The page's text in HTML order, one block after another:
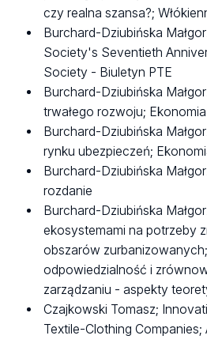
czy realna szansa?;
Burchard-Dziubińska
Society's Seventieth
Society - Biuletyn PTE
Burchard-Dziubińska
trwałego rozwoju;
Burchard-Dziubińska
rynku ubezpieczeń;
Burchard-Dziubińska
rozdanie
Burchard-Dziubińska
ekosystemami na potrzeby
obszarów
odpowiedzialność i
zarządzaniu - aspekty
Czajkowski Tomasz;
Textile-Clothing